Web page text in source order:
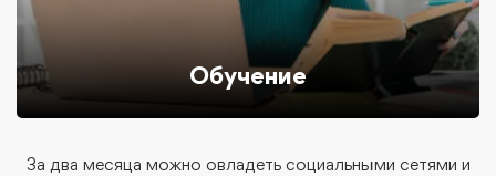
Обучение
За два месяца можно овладеть социальными сетями и